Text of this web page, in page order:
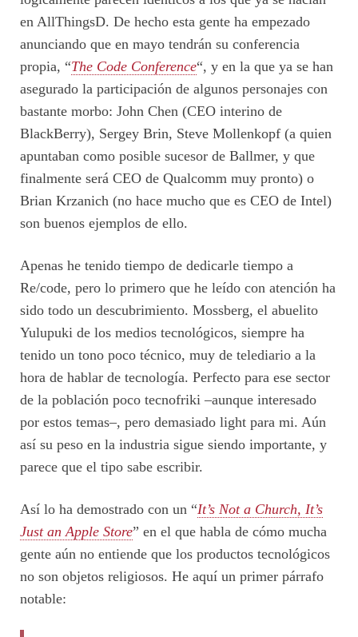
en AllThingsD. De hecho esta gente ha empezado
anunciando que en mayo tendrán su conferencia
propia, “The Code Conference“, y en la que ya se han
asegurado la participación de algunos personajes con
bastante morbo: John Chen (CEO interino de
BlackBerry), Sergey Brin, Steve Mollenkopf (a quien
apuntaban como posible sucesor de Ballmer, y que
finalmente será CEO de Qualcomm muy pronto) o
Brian Krzanich (no hace mucho que es CEO de Intel)
son buenos ejemplos de ello.
Apenas he tenido tiempo de dedicarle tiempo a
Re/code, pero lo primero que he leído con atención ha
sido todo un descubrimiento. Mossberg, el abuelito
Yulupuki de los medios tecnológicos, siempre ha
tenido un tono poco técnico, muy de telediario a la
hora de hablar de tecnología. Perfecto para ese sector
de la población poco tecnofriki –aunque interesado
por estos temas–, pero demasiado light para mi. Aún
así su peso en la industria sigue siendo importante, y
parece que el tipo sabe escribir.
Así lo ha demostrado con un “It’s Not a Church, It’s
Just an Apple Store” en el que habla de cómo mucha
gente aún no entiende que los productos tecnológicos
no son objetos religiosos. He aquí un primer párrafo
notable: